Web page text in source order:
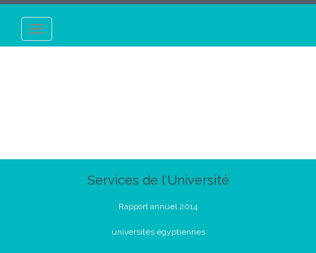
Toggle
navigation
Services de l'Université
Rapport annuel 2014
universités égyptiennes